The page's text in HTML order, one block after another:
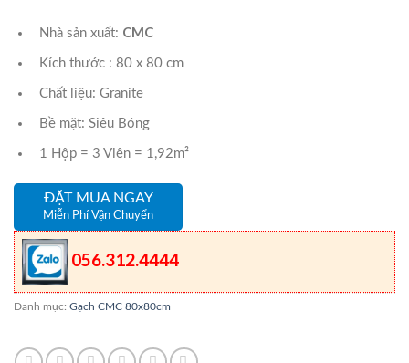
Nhà sản xuất: CMC
Kích thước : 80 x 80 cm
Chất liệu: Granite
Bề mặt: Siêu Bóng
1 Hộp = 3 Viên = 1,92m²
ĐẶT MUA NGAY
Miễn Phí Vận Chuyển
056.312.4444
Danh mục: Gạch CMC 80x80cm